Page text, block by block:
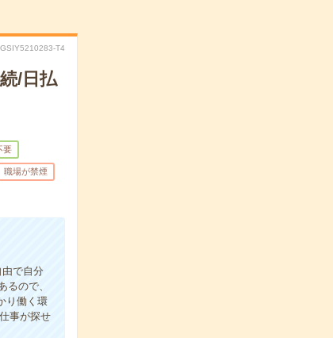
T4
/日払
要
職場が禁煙
で自分
ので、
り働く環
事が探せ